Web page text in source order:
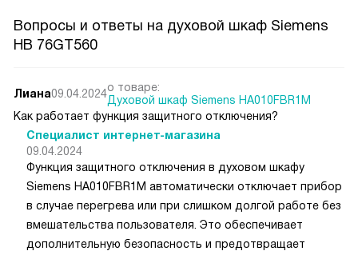
Вопросы и ответы на духовой шкаф Siemens
HB 76GT560
Лиана09.04.2024о товаре:
Духовой шкаф Siemens HA010FBR1M
Как работает функция защитного отключения?
Специалист интернет-магазина
09.04.2024
Функция защитного отключения в духовом шкафу
Siemens HA010FBR1M автоматически отключает прибор
в случае перегрева или при слишком долгой работе без
вмешательства пользователя. Это обеспечивает
дополнительную безопасность и предотвращает